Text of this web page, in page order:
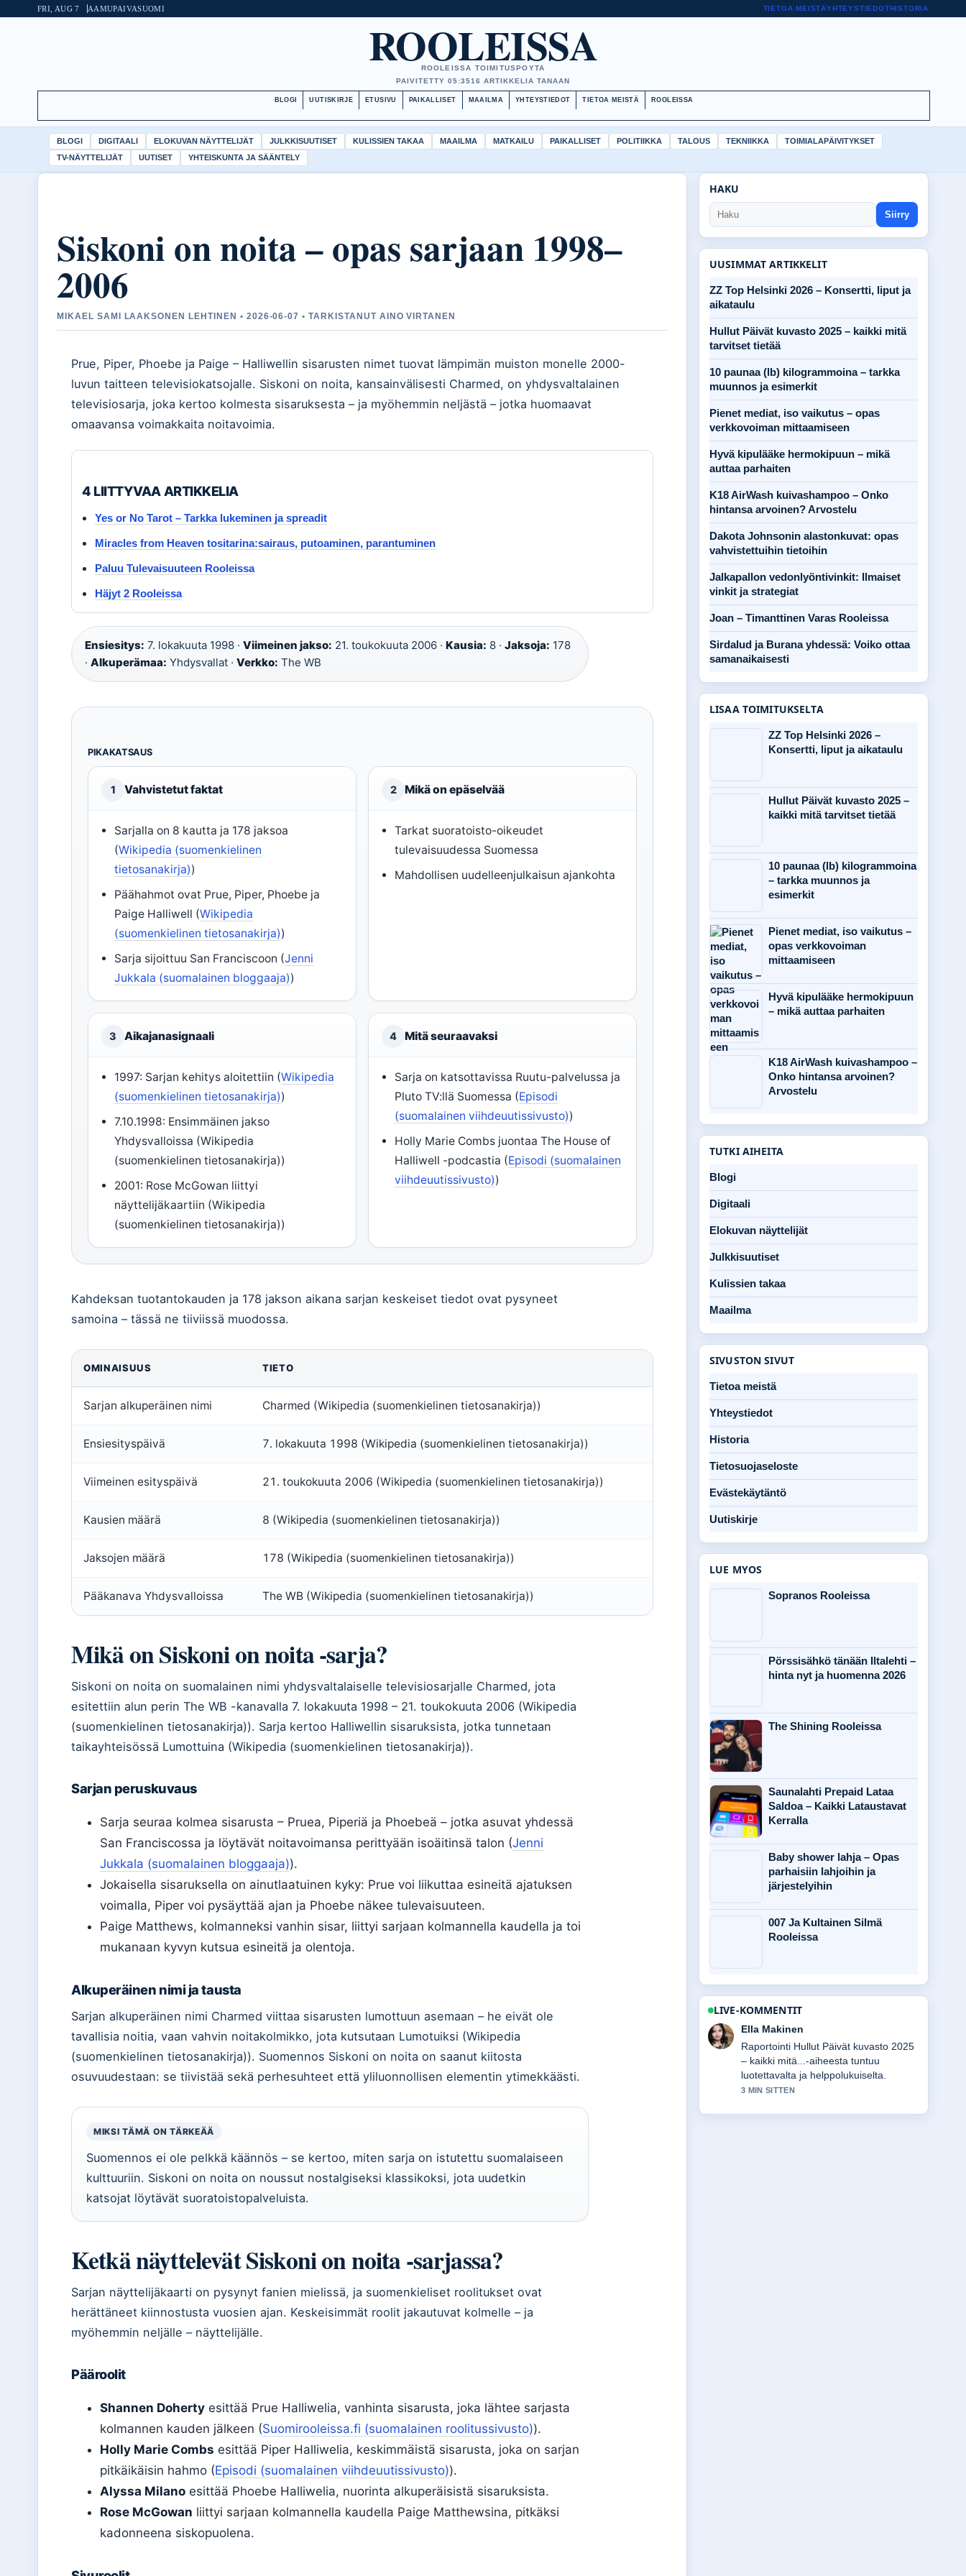
FRI, AUG 7 AAMUPAIVASUOMI TIETOA MEISTÄYHTEYSTIEDOTHISTORIA
ROOLEISSA
ROOLEISSA TOIMITUSPOYTA
PAIVITETTY 05:3516 ARTIKKELIA TANAAN
BLOGI UUTISKIRJE ETUSIVU PAIKALLISET MAAILMA YHTEYSTIEDOT TIETOA MEISTÄ ROOLEISSA
BLOGI DIGITAALI ELOKUVAN NÄYTTELIJÄT JULKKISUUTISET KULISSIEN TAKAA MAAILMA MATKAILU PAIKALLISET POLITIIKKA TALOUS TEKNIIKKA
TOIMIALAPÄIVITYKSET
TV-NÄYTTELIJÄT
UUTISET YHTEISKUNTA JA SÄÄNTELY
Siskoni on noita – opas sarjaan 1998–
2006
MIKAEL SAMI LAAKSONEN LEHTINEN • 2026-06-07 • TARKISTANUT AINO VIRTANEN
Prue, Piper, Phoebe ja Paige – Halliwellin sisarusten nimet tuovat lämpimän muiston monelle 2000-
luvun taitteen televisiokatsojalle. Siskoni on noita, kansainvälisesti Charmed, on yhdysvaltalainen
televisiosarja, joka kertoo kolmesta sisaruksesta – ja myöhemmin neljästä – jotka huomaavat
omaavansa voimakkaita noitavoimia.
4 LIITTYVAA ARTIKKELIA
Yes or No Tarot – Tarkka lukeminen ja spreadit
Miracles from Heaven tositarina:sairaus, putoaminen, parantuminen
Paluu Tulevaisuuteen Rooleissa
Häjyt 2 Rooleissa
Ensiesitys: 7. lokakuuta 1998 · Viimeinen jakso: 21. toukokuuta 2006 · Kausia: 8 · Jaksoja: 178
· Alkuperämaa: Yhdysvallat · Verkko: The WB
PIKAKATSAUS
1 Vahvistetut faktat
Sarjalla on 8 kautta ja 178 jaksoa
(Wikipedia (suomenkielinen
tietosanakirja))
Päähahmot ovat Prue, Piper, Phoebe ja
Paige Halliwell (Wikipedia
(suomenkielinen tietosanakirja))
Sarja sijoittuu San Franciscoon (Jenni
Jukkala (suomalainen bloggaaja))
2 Mikä on epäselvää
Tarkat suoratoisto-oikeudet
tulevaisuudessa Suomessa
Mahdollisen uudelleenjulkaisun ajankohta
3 Aikajanasignaali
1997: Sarjan kehitys aloitettiin (Wikipedia
(suomenkielinen tietosanakirja))
7.10.1998: Ensimmäinen jakso
Yhdysvalloissa (Wikipedia
(suomenkielinen tietosanakirja))
2001: Rose McGowan liittyi
näyttelijäkaartiin (Wikipedia
(suomenkielinen tietosanakirja))
4 Mitä seuraavaksi
Sarja on katsottavissa Ruutu-palvelussa ja
Pluto TV:llä Suomessa (Episodi
(suomalainen viihdeuutissivusto))
Holly Marie Combs juontaa The House of
Halliwell -podcastia (Episodi (suomalainen
viihdeuutissivusto))
Kahdeksan tuotantokauden ja 178 jakson aikana sarjan keskeiset tiedot ovat pysyneet
samoina – tässä ne tiiviissä muodossa.
OMINAISUUS TIETO
Sarjan alkuperäinen nimi Charmed (Wikipedia (suomenkielinen tietosanakirja))
Ensiesityspäivä 7. lokakuuta 1998 (Wikipedia (suomenkielinen tietosanakirja))
Viimeinen esityspäivä 21. toukokuuta 2006 (Wikipedia (suomenkielinen tietosanakirja))
Kausien määrä 8 (Wikipedia (suomenkielinen tietosanakirja))
Jaksojen määrä 178 (Wikipedia (suomenkielinen tietosanakirja))
Pääkanava Yhdysvalloissa The WB (Wikipedia (suomenkielinen tietosanakirja))
Mikä on Siskoni on noita -sarja?
Siskoni on noita on suomalainen nimi yhdysvaltalaiselle televisiosarjalle Charmed, jota
esitettiin alun perin The WB -kanavalla 7. lokakuuta 1998 – 21. toukokuuta 2006 (Wikipedia
(suomenkielinen tietosanakirja)). Sarja kertoo Halliwellin sisaruksista, jotka tunnetaan
taikayhteisössä Lumottuina (Wikipedia (suomenkielinen tietosanakirja)).
Sarjan peruskuvaus
Sarja seuraa kolmea sisarusta – Pruea, Piperiä ja Phoebeä – jotka asuvat yhdessä
San Franciscossa ja löytävät noitavoimansa perittyään isoäitinsä talon (Jenni
Jukkala (suomalainen bloggaaja)).
Jokaisella sisaruksella on ainutlaatuinen kyky: Prue voi liikuttaa esineitä ajatuksen
voimalla, Piper voi pysäyttää ajan ja Phoebe näkee tulevaisuuteen.
Paige Matthews, kolmanneksi vanhin sisar, liittyi sarjaan kolmannella kaudella ja toi
mukanaan kyvyn kutsua esineitä ja olentoja.
Alkuperäinen nimi ja tausta
Sarjan alkuperäinen nimi Charmed viittaa sisarusten lumottuun asemaan – he eivät ole
tavallisia noitia, vaan vahvin noitakolmikko, jota kutsutaan Lumotuiksi (Wikipedia
(suomenkielinen tietosanakirja)). Suomennos Siskoni on noita on saanut kiitosta
osuvuudestaan: se tiivistää sekä perhesuhteet että yliluonnollisen elementin ytimekkäästi.
MIKSI TÄMÄ ON TÄRKEÄÄ
Suomennos ei ole pelkkä käännös – se kertoo, miten sarja on istutettu suomalaiseen
kulttuuriin. Siskoni on noita on noussut nostalgiseksi klassikoksi, jota uudetkin
katsojat löytävät suoratoistopalveluista.
Ketkä näyttelevät Siskoni on noita -sarjassa?
Sarjan näyttelijäkaarti on pysynyt fanien mielissä, ja suomenkieliset roolitukset ovat
herättäneet kiinnostusta vuosien ajan. Keskeisimmät roolit jakautuvat kolmelle – ja
myöhemmin neljälle – näyttelijälle.
Pääroolit
Shannen Doherty esittää Prue Halliwelia, vanhinta sisarusta, joka lähtee sarjasta
kolmannen kauden jälkeen (Suomirooleissa.fi (suomalainen roolitussivusto)).
Holly Marie Combs esittää Piper Halliwelia, keskimmäistä sisarusta, joka on sarjan
pitkäikäisin hahmo (Episodi (suomalainen viihdeuutissivusto)).
Alyssa Milano esittää Phoebe Halliwelia, nuorinta alkuperäisistä sisaruksista.
Rose McGowan liittyi sarjaan kolmannella kaudella Paige Matthewsina, pitkäksi
kadonneena siskopuolena.
HAKU
Siirry
UUSIMMAT ARTIKKELIT
ZZ Top Helsinki 2026 – Konsertti, liput ja
aikataulu
Hullut Päivät kuvasto 2025 – kaikki mitä
tarvitset tietää
10 paunaa (lb) kilogrammoina – tarkka
muunnos ja esimerkit
Pienet mediat, iso vaikutus – opas
verkkovoiman mittaamiseen
Hyvä kipulääke hermokipuun – mikä
auttaa parhaiten
K18 AirWash kuivashampoo – Onko
hintansa arvoinen? Arvostelu
Dakota Johnsonin alastonkuvat: opas
vahvistettuihin tietoihin
Jalkapallon vedonlyöntivinkit: Ilmaiset
vinkit ja strategiat
Joan – Timanttinen Varas Rooleissa
Sirdalud ja Burana yhdessä: Voiko ottaa
samanaikaisesti
LISAA TOIMITUKSELTA
ZZ Top Helsinki 2026 –
Konsertti, liput ja aikataulu
Hullut Päivät kuvasto 2025 –
kaikki mitä tarvitset tietää
10 paunaa (lb) kilogrammoina
– tarkka muunnos ja
esimerkit
Pienet mediat, iso vaikutus –
opas verkkovoiman
mittaamiseen
Hyvä kipulääke hermokipuun
– mikä auttaa parhaiten
K18 AirWash kuivashampoo –
Onko hintansa arvoinen?
Arvostelu
TUTKI AIHEITA
Blogi
Digitaali
Elokuvan näyttelijät
Julkkisuutiset
Kulissien takaa
Maailma
SIVUSTON SIVUT
Tietoa meistä
Yhteystiedot
Historia
Tietosuojaseloste
Evästekäytäntö
Uutiskirje
LUE MYOS
Sopranos Rooleissa
Pörssisähkö tänään Iltalehti –
hinta nyt ja huomenna 2026
The Shining Rooleissa
Saunalahti Prepaid Lataa
Saldoa – Kaikki Lataustavat
Kerralla
Baby shower lahja – Opas
parhaisiin lahjoihin ja
järjestelyihin
007 Ja Kultainen Silmä
Rooleissa
LIVE-KOMMENTIT
Joonas Kallio
Vahvaa tarkistustyota liittyen 10
paunaa (lb) kilogrammoina – tarkka
muunnos.... Useampien medioiden
tulisi kirjoittaa nain.